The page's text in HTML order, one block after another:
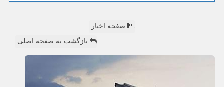
صفحه اخبار
بازگشت به صفحه اصلی